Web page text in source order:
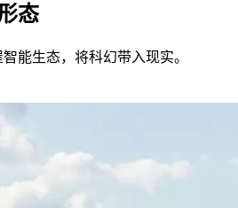
态
能生态，将科幻带入现实。